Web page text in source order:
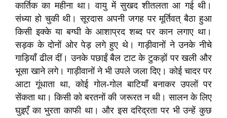
कार्तिक का महीना था। वायु में सुखद शीतलता आ गई थी।
संध्‍या हो चुकी थी। सूरदास अपनी जगह पर मूर्तिवत् बैठा हुआ
किसी इक्के या बग्घी के आशाप्रद शब्द पर कान लगाए था।
सड़क के दोनों ओर पेड़ लगे हुए थे। गाड़ीवानों ने उनके नीचे
गाड़ियाँ ढील दीं। उनके पछाईं बैल टाट के टुकड़ों पर खली और
भूसा खाने लगे। गाड़ीवानों ने भी उपले जला दिए। कोई चादर पर
आटा गूंधाता था, कोई गोल-गोल बाटियाँ बनाकर उपलों पर
सेंकता था। किसी को बरतनों की जरूरत न थी। सालन के लिए
घुइएँ का भुरता काफी था। और इस दरिद्रता पर भी उन्हें कुछ